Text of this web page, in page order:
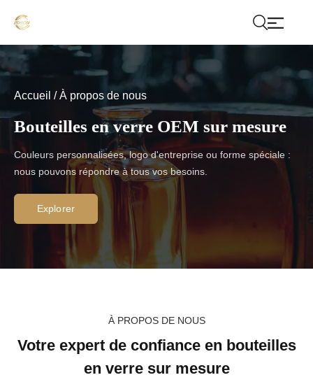
Accueil /À propos de nous
Bouteilles en verre OEM sur mesure
Couleurs personnalisées, logo d'entreprise ou forme spéciale :
nous pouvons répondre à tous vos besoins.
Explorer
À PROPOS DE NOUS
Votre expert de confiance en bouteilles
en verre sur mesure